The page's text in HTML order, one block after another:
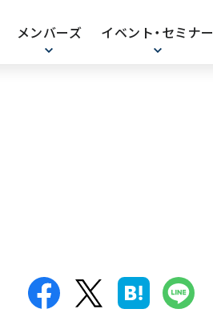
メンバーズ イベント・セミナー